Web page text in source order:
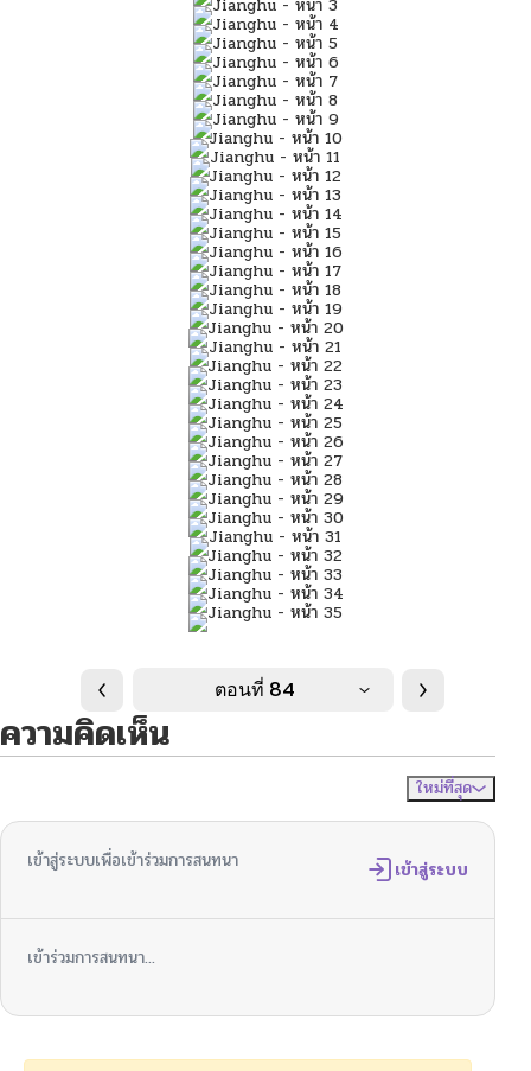
ตอนที่ 84
ความคิดเห็น
ใหม่ที่สุด
เข้าสู่ระบบเพื่อเข้าร่วมการสนทนา เข้าสู่ระบบ
เข้าร่วมการสนทนา...